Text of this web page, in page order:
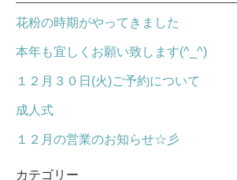
花粉の時期がやってきました
本年も宜しくお願い致します(^_^)
１２月３０日(火)ご予約について
成人式
１２月の営業のお知らせ☆彡
カテゴリー